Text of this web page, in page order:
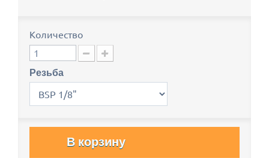
Количество
Резьба
В корзину